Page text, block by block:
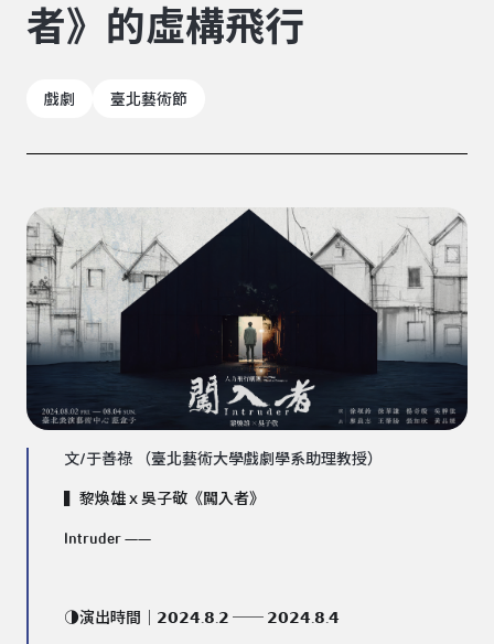
者》的虛構飛行
戲劇 臺北藝術節
文/于善祿 （臺北藝術大學戲劇學系助理教授）
▍黎煥雄ｘ吳子敬《闖入者》
Intruder ——
◑演出時間｜𝟮𝟬𝟮𝟰.𝟴.𝟮 ── 𝟮𝟬𝟮𝟰.𝟴.𝟰